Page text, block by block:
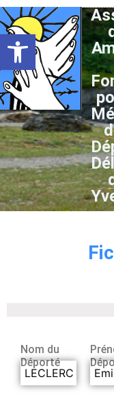
Ouvrir la barre d’outils
Nom du
Déporté
LECLERC